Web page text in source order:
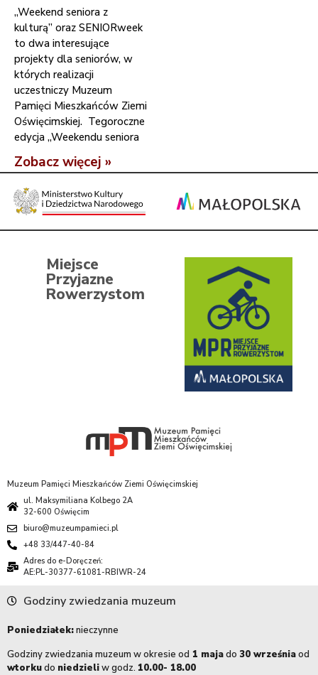
„Weekend seniora z
kulturą” oraz SENIORweek
to dwa interesujące
projekty dla seniorów, w
których realizacji
uczestniczy Muzeum
Pamięci Mieszkańców Ziemi
Oświęcimskiej. Tegoroczne
edycja „Weekendu seniora
Zobacz więcej »
Miejsce
Przyjazne
Rowerzystom
Muzeum Pamięci Mieszkańców Ziemi Oświęcimskiej
ul. Maksymiliana Kolbego 2A
32-600 Oświęcim
biuro@muzeumpamieci.pl
+48 33/447-40-84
Adres do e-Doręczeń:
AE:PL-30377-61081-RBIWR-24
Godziny zwiedzania muzeum
Poniedziałek:nieczynne
Godziny zwiedzania muzeum w okresie od 1 majado 30 wrześniaod
wtorkudo niedzieliw godz. 10.00- 18.00